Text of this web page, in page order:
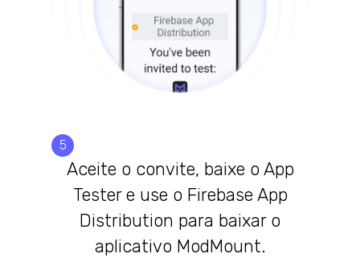
5
Aceite o convite, baixe o App
Tester e use o Firebase App
Distribution para baixar o
aplicativo ModMount.